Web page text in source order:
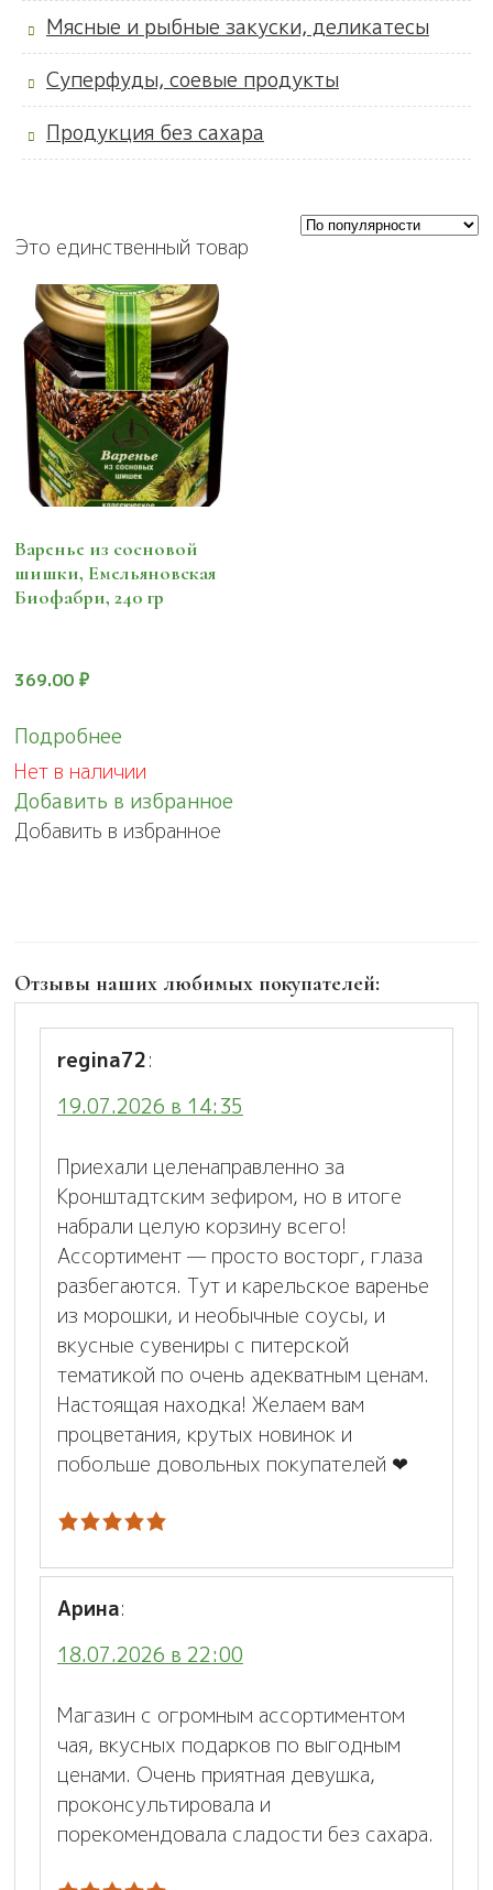
Мясные и рыбные закуски, деликатесы
Суперфуды, соевые продукты
Продукция без сахара
Это единственный товар
Варенье из сосновой
шишки, Емельяновская
Биофабри, 240 гр
369.00 ₽
Подробнее
Нет в наличии
Добавить в избранное
Добавить в избранное
Отзывы наших любимых покупателей:
regina72:
19.07.2026 в 14:35
Приехали целенаправленно за
Кронштадтским зефиром, но в итоге
набрали целую корзину всего!
Ассортимент — просто восторг, глаза
разбегаются. Тут и карельское варенье
из морошки, и необычные соусы, и
вкусные сувениры с питерской
тематикой по очень адекватным ценам.
Настоящая находка! Желаем вам
процветания, крутых новинок и
побольше довольных покупателей ❤
Арина:
18.07.2026 в 22:00
Магазин с огромным ассортиментом
чая, вкусных подарков по выгодным
ценами. Очень приятная девушка,
проконсультировала и
порекомендовала сладости без сахара.